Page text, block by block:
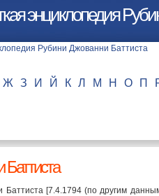
энциклопедия
Ж З И Й К Л М Н О П
Баттиста [7.4.1794 (по другим